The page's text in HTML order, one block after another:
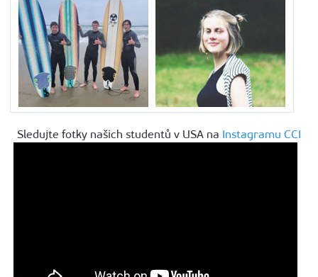
Sledujte fotky našich studentů v USA na Instagramu CCI